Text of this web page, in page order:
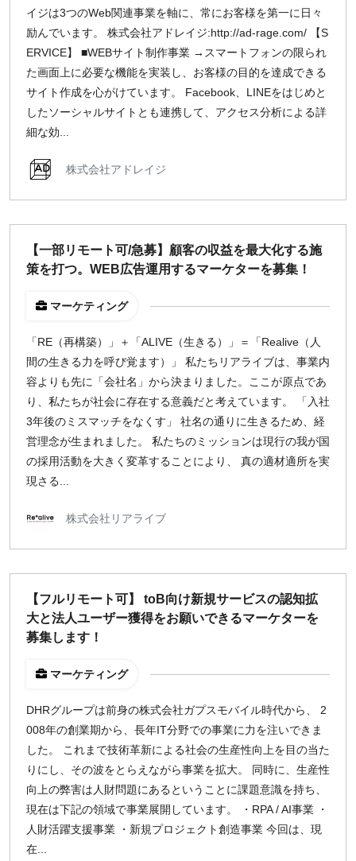
イジは3つのWeb関連事業を軸に、常にお客様を第一に日々
励んでいます。 株式会社アドレイジ:http://ad-rage.com/ 【S
ERVICE】 ■WEBサイト制作事業 →スマートフォンの限られ
た画面上に必要な機能を実装し、お客様の目的を達成できる
サイト作成を心がけています。 Facebook、LINEをはじめと
したソーシャルサイトとも連携して、アクセス分析による詳
細な効...
株式会社アドレイジ
【一部リモート可/急募】顧客の収益を最大化する施
策を打つ。WEB広告運用するマーケターを募集！
マーケティング
「RE（再構築）」＋「ALIVE（生きる）」＝「Realive（人
間の生きる力を呼び覚ます）」 私たちリアライブは、事業内
容よりも先に「会社名」から決まりました。ここが原点であ
り、私たちが社会に存在する意義だと考えています。 「入社
3年後のミスマッチをなくす」 社名の通りに生きるため、経
営理念が生まれました。 私たちのミッションは現行の我が国
の採用活動を大きく変革することにより、 真の適材適所を実
現さる...
株式会社リアライブ
【フルリモート可】 toB向け新規サービスの認知拡
大と法人ユーザー獲得をお願いできるマーケターを
募集します！
マーケティング
DHRグループは前身の株式会社ガプスモバイル時代から、 2
008年の創業期から、長年IT分野での事業に力を注いできま
した。 これまで技術革新による社会の生産性向上を目の当た
りにし、その波をとらえながら事業を拡大。 同時に、生産性
向上の弊害は人財問題にあるということに課題意識を持ち、
現在は下記の領域で事業展開しています。 ・RPA / AI事業 ・
人財活躍支援事業 ・新規プロジェクト創造事業 今回は、現
在...